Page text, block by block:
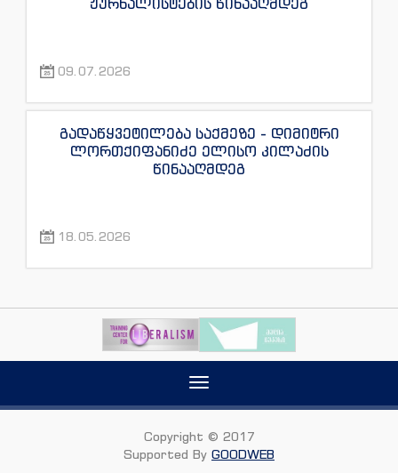
09.07.2026
გადაწყვეტილება საქმეზე - დიმიტრი
ლორთქიფანიძე ელისო კილაძის
წინააღმდეგ
18.05.2026
Toggle
Copyright © 2017
Supported By GOODWEB